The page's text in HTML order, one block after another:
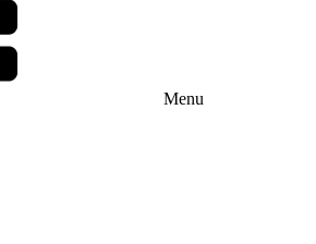
Menu